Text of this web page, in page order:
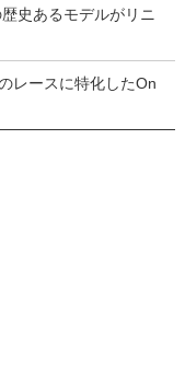
史あるモデルがリニ
レースに特化したOn